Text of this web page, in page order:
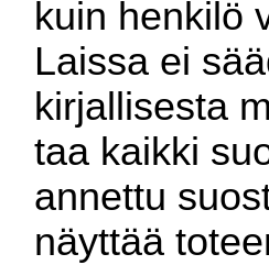
kuin henkilö
Laissa ei sää
kirjallisesta
taa kaikki
annettu
näyttää